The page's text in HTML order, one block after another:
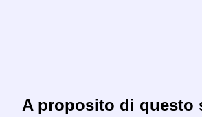
A proposito di questo